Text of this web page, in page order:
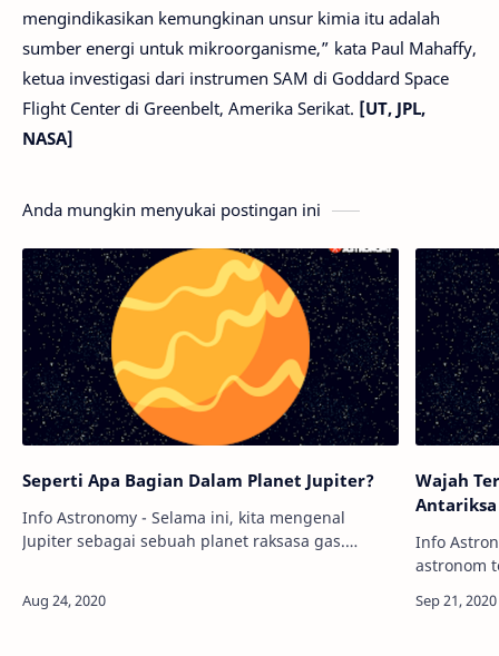
mengindikasikan kemungkinan unsur kimia itu adalah
sumber energi untuk mikroorganisme,” kata Paul Mahaffy,
ketua investigasi dari instrumen SAM di Goddard Space
Flight Center di Greenbelt, Amerika Serikat. [UT, JPL,
NASA]
Anda mungkin menyukai postingan ini
Seperti Apa Bagian Dalam Planet Jupiter?
Info Astronomy - Selama ini, kita mengenal
Jupiter sebagai sebuah planet raksasa gas.
Wajah
Info
astronom
orbit Bumi